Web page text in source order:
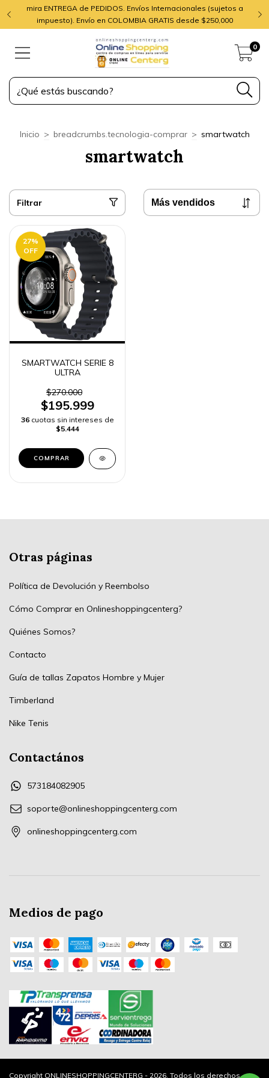
mira ENTREGA de PEDIDOS. Envíos Internacionales (sujetos a
impuesto). Envío en COLOMBIA GRATIS desde $250,000
0
Inicio > breadcrumbs.tecnologia-comprar > smartwatch
smartwatch
Filtrar
27%
OFF
SMARTWATCH SERIE 8
ULTRA
$270.000
$195.999
36 cuotas sin intereses de
$5.444
COMPRAR
Otras páginas
Política de Devolución y Reembolso
Cómo Comprar en Onlineshoppingcenterg?
Quiénes Somos?
Contacto
Guía de tallas Zapatos Hombre y Mujer
Timberland
Nike Tenis
Contactános
573184082905
soporte@onlineshoppingcenterg.com
onlineshoppingcenterg.com
Medios de pago
Copyright ONLINESHOPPINGCENTERG - 2026. Todos los derechos